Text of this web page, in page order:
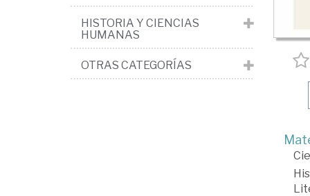
HISTORIA Y CIENCIAS
HUMANAS
OTRAS CATEGORÍAS